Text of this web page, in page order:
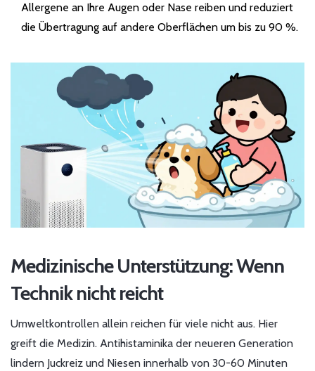
Allergene an Ihre Augen oder Nase reiben und reduziert
die Übertragung auf andere Oberflächen um bis zu 90 %.
Medizinische Unterstützung: Wenn
Technik nicht reicht
Umweltkontrollen allein reichen für viele nicht aus. Hier
greift die Medizin. Antihistaminika der neueren Generation
lindern Juckreiz und Niesen innerhalb von 30-60 Minuten